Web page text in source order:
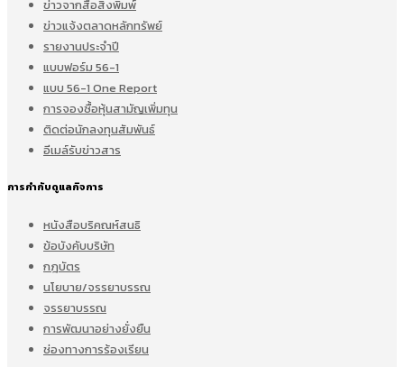
ข่าวจากสื่อสิ่งพิมพ์
ข่าวแจ้งตลาดหลักทรัพย์
รายงานประจำปี
แบบฟอร์ม 56-1
แบบ 56-1 One Report
การจองซื้อหุ้นสามัญเพิ่มทุน
ติดต่อนักลงทุนสัมพันธ์
อีเมล์รับข่าวสาร
การกำกับดูแลกิจการ
หนังสือบริคณห์สนธิ
ข้อบังคับบริษัท
กฎบัตร
นโยบาย/จรรยาบรรณ
จรรยาบรรณ
การพัฒนาอย่างยั่งยืน
ช่องทางการร้องเรียน